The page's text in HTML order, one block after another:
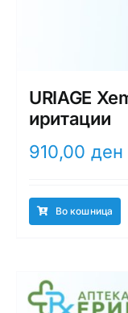
URIAGE
иритации
910,00 ден
Во кошница